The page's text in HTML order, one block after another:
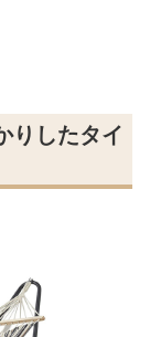
りしたタイ